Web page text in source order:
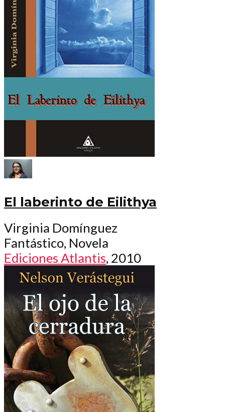
El laberinto de Eilithya
Virginia Domínguez
Fantástico, Novela
Ediciones Atlantis, 2010